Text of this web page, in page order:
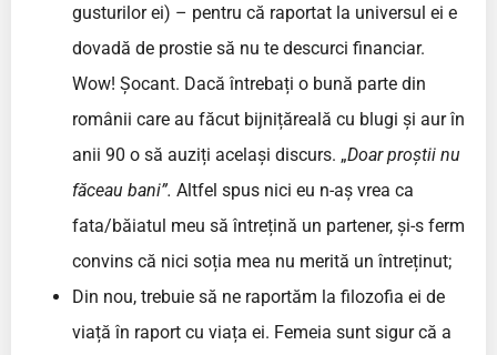
gusturilor ei) – pentru că raportat la universul ei e
dovadă de prostie să nu te descurci financiar.
Wow! Șocant. Dacă întrebați o bună parte din
românii care au făcut bijnițăreală cu blugi și aur în
anii 90 o să auziți același discurs. „Doar proștii nu
făceau bani”. Altfel spus nici eu n-aș vrea ca
fata/băiatul meu să întrețină un partener, și-s ferm
convins că nici soția mea nu merită un întreținut;
Din nou, trebuie să ne raportăm la filozofia ei de
viață în raport cu viața ei. Femeia sunt sigur că a